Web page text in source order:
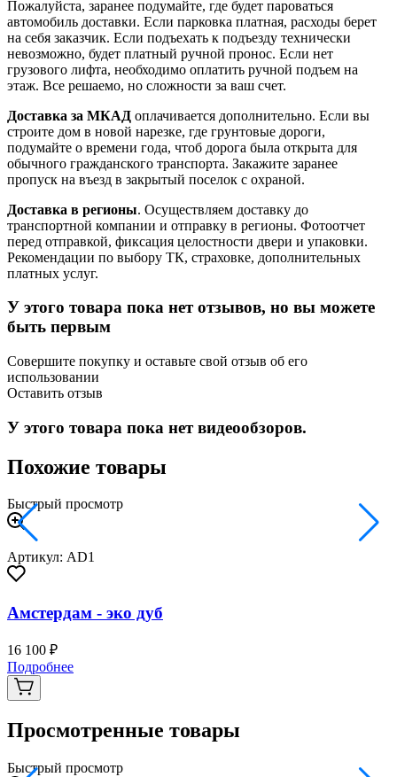
Пожалуйста, заранее подумайте, где будет пароваться
автомобиль доставки. Если парковка платная, расходы берет
на себя заказчик. Если подъехать к подъезду технически
невозможно, будет платный ручной пронос. Если нет
грузового лифта, необходимо оплатить ручной подъем на
этаж. Все решаемо, но сложности за ваш счет.
Доставка за МКАД оплачивается дополнительно. Если вы
строите дом в новой нарезке, где грунтовые дороги,
подумайте о времени года, чтоб дорога была открыта для
обычного гражданского транспорта. Закажите заранее
пропуск на въезд в закрытый поселок с охраной.
Доставка в регионы. Осуществляем доставку до
транспортной компании и отправку в регионы. Фотоотчет
перед отправкой, фиксация целостности двери и упаковки.
Рекомендации по выбору ТК, страховке, дополнительных
платных услуг.
У этого товара пока нет отзывов, но вы можете
быть первым
Совершите покупку и оставьте свой отзыв об его
использовании
Оставить отзыв
У этого товара пока нет видеообзоров.
Похожие товары
Быстрый просмотр
Артикул: AD1
Амстердам - эко дуб
16 100 ₽
Подробнее
Просмотренные товары
Быстрый просмотр